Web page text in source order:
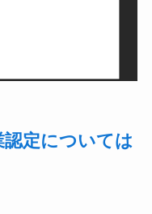
定については